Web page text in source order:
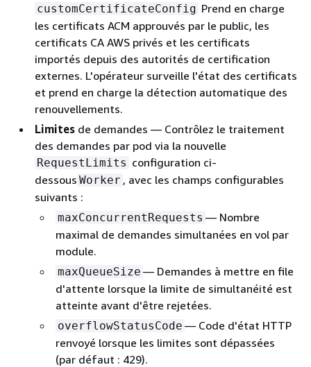
customCertificateConfig Prend en charge
les certificats ACM approuvés par le public, les
certificats CA AWS privés et les certificats
importés depuis des autorités de certification
externes. L'opérateur surveille l'état des certificats
et prend en charge la détection automatique des
renouvellements.
Limites de demandes — Contrôlez le traitement
des demandes par pod via la nouvelle
RequestLimits configuration ci-
dessous Worker , avec les champs configurables
suivants :
maxConcurrentRequests — Nombre
maximal de demandes simultanées en vol par
module.
maxQueueSize — Demandes à mettre en file
d'attente lorsque la limite de simultanéité est
atteinte avant d'être rejetées.
overflowStatusCode — Code d'état HTTP
renvoyé lorsque les limites sont dépassées
(par défaut : 429).